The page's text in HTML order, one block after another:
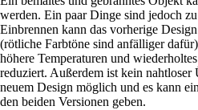
werden. Ein paar Dinge sind jedoch
Einbrennen kann das vorherige
(rötliche Farbtöne sind anfälliger
höhere Temperaturen und
reduziert. Außerdem ist kein nahtloser
neuem Design möglich und es kann
den beiden Versionen geben.